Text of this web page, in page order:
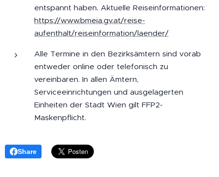
entspannt haben. Aktuelle Reiseinformationen:
https://www.bmeia.gv.at/reise-
aufenthalt/reiseinformation/laender/
Alle Termine in den Bezirksämtern sind vorab
entweder online oder telefonisch zu
vereinbaren. In allen Ämtern,
Serviceeinrichtungen und ausgelagerten
Einheiten der Stadt Wien gilt FFP2-
Maskenpflicht.
Share